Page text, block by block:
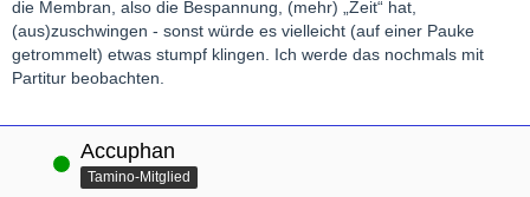
die Membran, also die Bespannung, (mehr) „Zeit“ hat,
(aus)zuschwingen - sonst würde es vielleicht (auf einer Pauke
getrommelt) etwas stumpf klingen. Ich werde das nochmals mit
Partitur beobachten.
Online Accuphan
Tamino-Mitglied